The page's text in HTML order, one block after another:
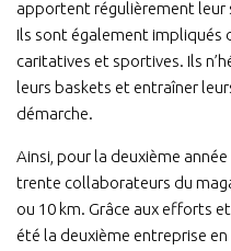
apportent régulièrement leur
Ils sont également impliqués
caritatives et sportives. Ils
leurs baskets et entraîner
démarche.
Ainsi, pour la deuxième
trente collaborateurs du
ou 10 km. Grâce aux efforts
été la deuxième entreprise